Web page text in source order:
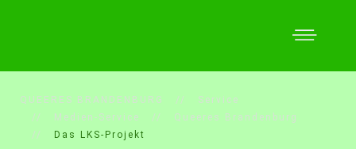
QUEERES BRANDENBURG
Service
Medien-Service
Queeres Brandenburg
Das LKS-Projekt